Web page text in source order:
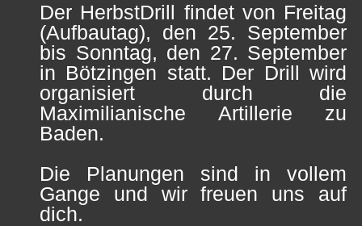
Der HerbstDrill findet von Freitag
(Aufbautag), den 25. September
bis Sonntag, den 27. September
in Bötzingen statt. Der Drill wird
organisiert durch die
Maximilianische Artillerie zu
Baden.
Die Planungen sind in vollem
Gange und wir freuen uns auf
dich.